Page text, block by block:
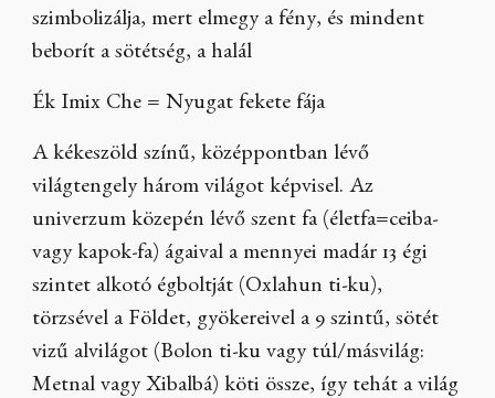
szimbolizálja, mert elmegy a fény, és mindent
beborít a sötétség, a halál
Ék Imix Che = Nyugat fekete fája
A kékeszöld színű, középpontban lévő
világtengely három világot képvisel. Az
univerzum közepén lévő szent fa (életfa=ceiba-
vagy kapok-fa) ágaival a mennyei madár 13 égi
szintet alkotó égboltját (Oxlahun ti-ku),
törzsével a Földet, gyökereivel a 9 szintű, sötét
vizű alvilágot (Bolon ti-ku vagy túl/másvilág:
Metnal vagy Xibalbá) köti össze, így tehát a világ